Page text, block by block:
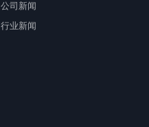
公司新闻
行业新闻